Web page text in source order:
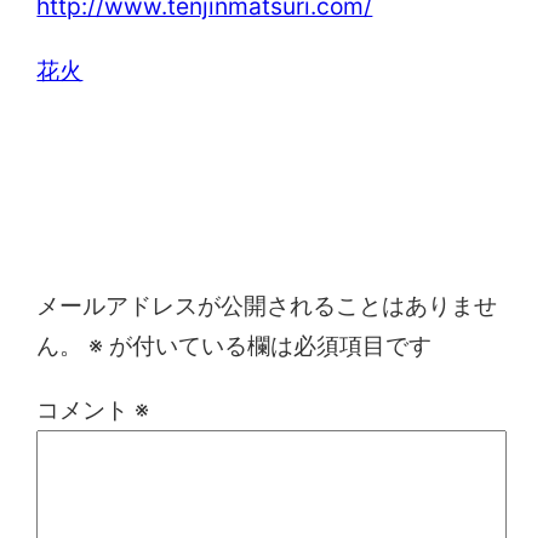
http://www.tenjinmatsuri.com/
花火
メールアドレスが公開されることはありませ
ん。
※ が付いている欄は必須項目です
コメント ※